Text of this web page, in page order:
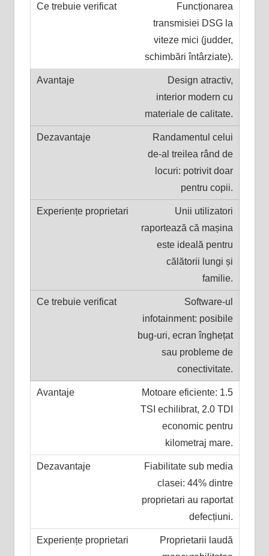
Funcționarea
transmisiei DSG la
viteze mici (judder,
schimbări întârziate).
Design atractiv,
interior modern cu
materiale de calitate.
Randamentul celui
de-al treilea rând de
locuri: potrivit doar
pentru copii.
Unii utilizatori
raportează că mașina
este ideală pentru
călătorii lungi și
familie.
Software-ul
infotainment: posibile
bug-uri, ecran înghețat
sau probleme de
conectivitate.
Motoare eficiente: 1.5
TSI echilibrat, 2.0 TDI
economic pentru
kilometraj mare.
Fiabilitate sub media
clasei: 44% dintre
proprietari au raportat
defecțiuni.
Proprietarii laudă